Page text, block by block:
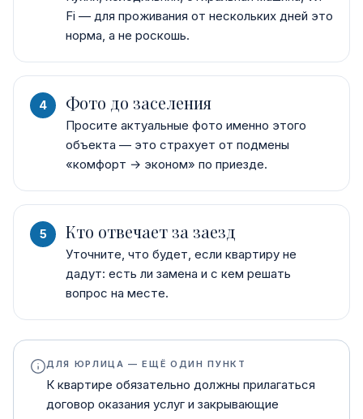
Fi — для проживания от нескольких дней это
норма, а не роскошь.
Фото до заселения
Просите актуальные фото именно этого
объекта — это страхует от подмены
«комфорт → эконом» по приезде.
Кто отвечает за заезд
Уточните, что будет, если квартиру не
дадут: есть ли замена и с кем решать
вопрос на месте.
ДЛЯ ЮРЛИЦА — ЕЩЁ ОДИН ПУНКТ
К квартире обязательно должны прилагаться
договор оказания услуг и закрывающие